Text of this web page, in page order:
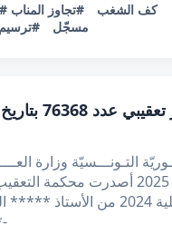
#كف الشغب #تجاوز المناب
مسجّل
***** بنت ***** بن ***** 3- ***** بنت ***** بن ***** 4-